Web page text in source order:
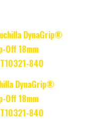
DynaGrip®
Off 18mm
840
Original
price
was:
$ 47.990.
Current
price